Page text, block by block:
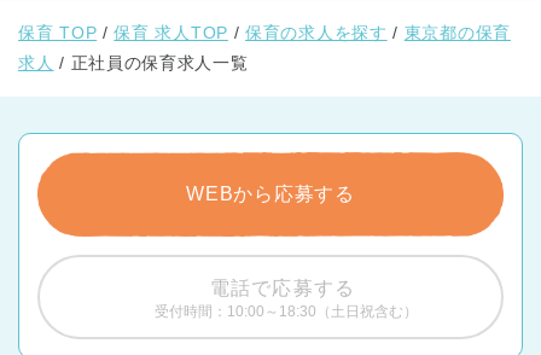
保育 TOP 保育 求人TOP 保育の求人を探す
東京都の保育
求人
正社員の保育求人一覧
WEBから応募する
電話で応募する
受付時間：10:00～18:30（土日祝含む）